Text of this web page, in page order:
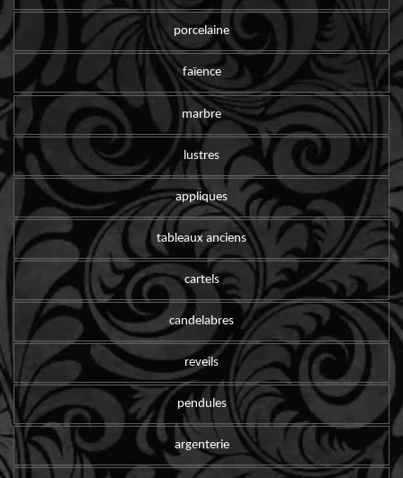
porcelaine
faïence
marbre
lustres
appliques
tableaux anciens
cartels
candelabres
reveils
pendules
argenterie